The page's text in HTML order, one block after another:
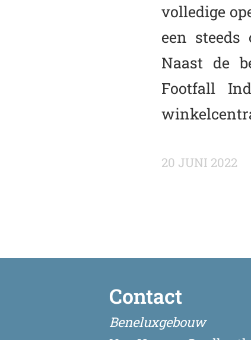
volledige
een steeds
Naast de
Footfall
20 JUNI 2022
Contact
Beneluxgebouw